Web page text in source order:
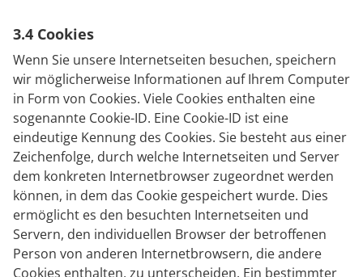
3.4 Cookies
Wenn Sie unsere Internetseiten besuchen, speichern
wir möglicherweise Informationen auf Ihrem Computer
in Form von Cookies. Viele Cookies enthalten eine
sogenannte Cookie-ID. Eine Cookie-ID ist eine
eindeutige Kennung des Cookies. Sie besteht aus einer
Zeichenfolge, durch welche Internetseiten und Server
dem konkreten Internetbrowser zugeordnet werden
können, in dem das Cookie gespeichert wurde. Dies
ermöglicht es den besuchten Internetseiten und
Servern, den individuellen Browser der betroffenen
Person von anderen Internetbrowsern, die andere
Cookies enthalten, zu unterscheiden. Ein bestimmter